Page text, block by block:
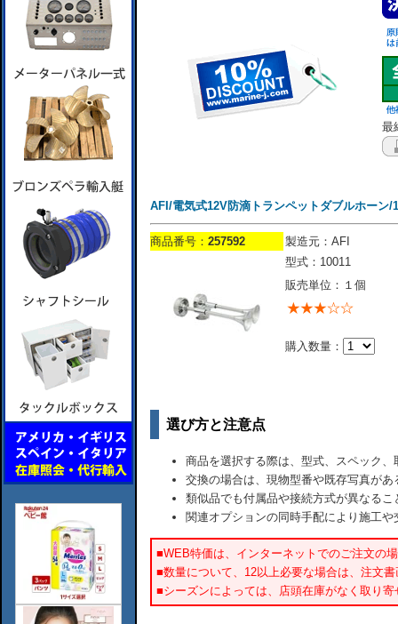
最
AFI/電気式12V防滴トランペットダブルホーン/
商品番号： 257592
製造元：AFI
型式：10011
販売単位：１個
購入数量：
選び方と注意点
商品を選択する際は、型式、スペック
交換の場合は、現物型番や既存写真が
類似品でも付属品や接続方式が異なるこ
関連オプションの同時手配により施工
■WEB特価は、インターネットでのご注文の
■数量について、12以上必要な場合は、注文
■シーズンによっては、店頭在庫がなく取り